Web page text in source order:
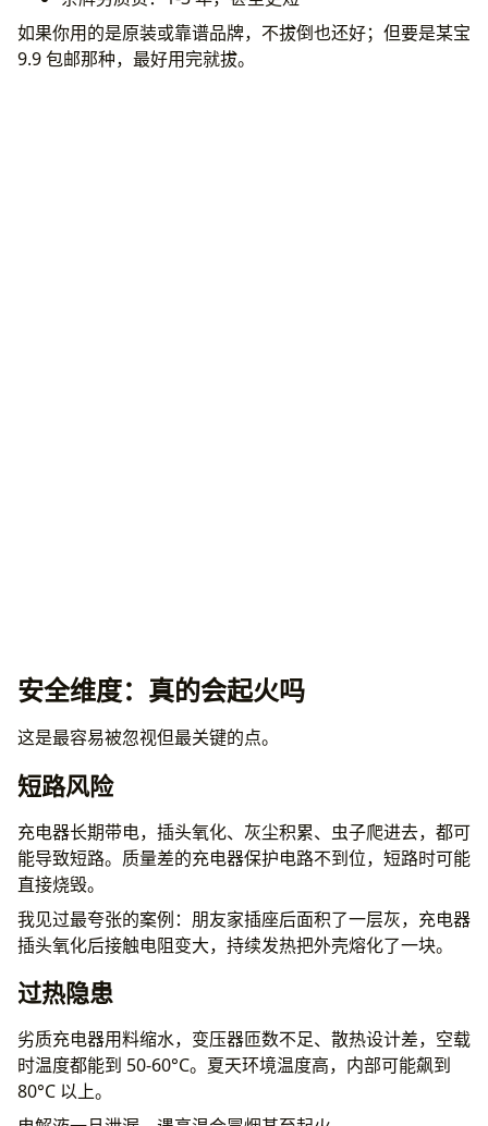
如果你用的是原装或靠谱品牌，不拔倒也还好；但要是某宝
9.9 包邮那种，最好用完就拔。
安全维度：真的会起火吗
这是最容易被忽视但最关键的点。
短路风险
充电器长期带电，插头氧化、灰尘积累、虫子爬进去，都可
能导致短路。质量差的充电器保护电路不到位，短路时可能
直接烧毁。
我见过最夸张的案例：朋友家插座后面积了一层灰，充电器
插头氧化后接触电阻变大，持续发热把外壳熔化了一块。
过热隐患
劣质充电器用料缩水，变压器匝数不足、散热设计差，空载
时温度都能到 50-60°C。夏天环境温度高，内部可能飙到
80°C 以上。